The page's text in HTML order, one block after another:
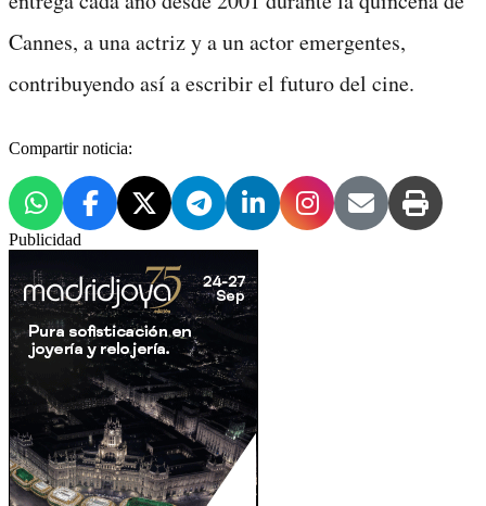
Cannes, a una actriz y a un actor emergentes,
contribuyendo así a escribir el futuro del cine.
Compartir noticia:
Publicidad